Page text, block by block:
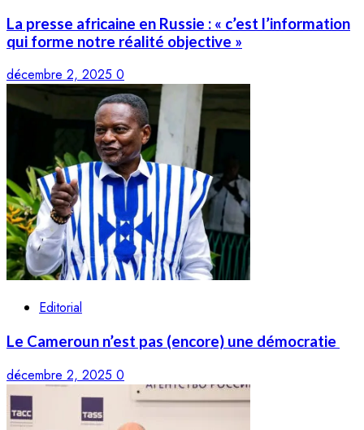
La presse africaine en Russie : « c’est l’information
qui forme notre réalité objective »
décembre 2, 2025 0
Editorial
Le Cameroun n’est pas (encore) une démocratie
décembre 2, 2025 0